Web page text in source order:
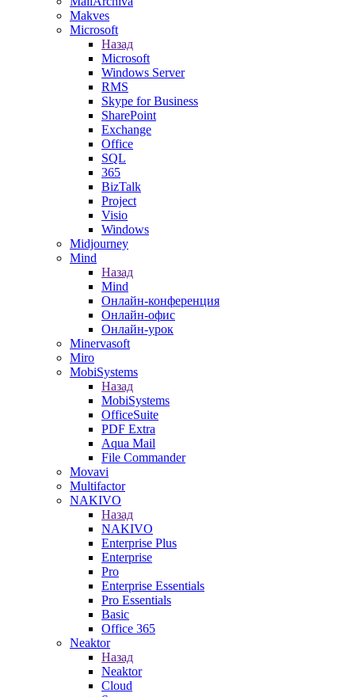
Makves
Microsoft
Назад
Microsoft
Windows Server
RMS
Skype for Business
SharePoint
Exchange
Office
SQL
365
BizTalk
Project
Visio
Windows
Midjourney
Mind
Назад
Mind
Онлайн-конференция
Онлайн-офис
Онлайн-урок
Minervasoft
Miro
MobiSystems
Назад
MobiSystems
OfficeSuite
PDF Extra
Aqua Mail
File Commander
Movavi
Multifactor
NAKIVO
Назад
NAKIVO
Enterprise Plus
Enterprise
Pro
Enterprise Essentials
Pro Essentials
Basic
Office 365
Neaktor
Назад
Neaktor
Cloud